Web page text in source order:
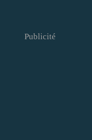
Publicité